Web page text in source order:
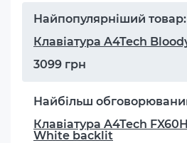
Найпопулярніший товар:
Клавіатура A4Tech
3099 грн
Найбільш
Клавіатура A4Tech
White backlit